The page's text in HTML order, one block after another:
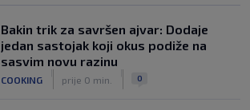
SK prije 3 h
Dinamo u finalu Ramljaka! Sutra protiv
Ajaxa na glavnom terenu Maksimira
|
prije 3 h
Bakin trik za savršen ajvar: Dodaje
jedan sastojak koji okus podiže na
sasvim novu razinu
COOKING prije 0 min. 0